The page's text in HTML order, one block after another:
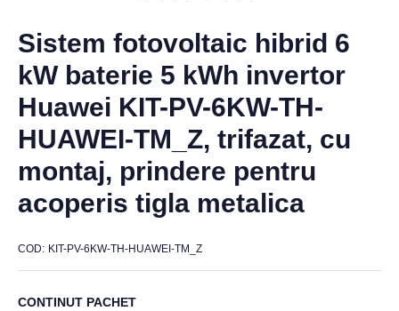
Sistem fotovoltaic hibrid 6
kW baterie 5 kWh invertor
Huawei KIT-PV-6KW-TH-
HUAWEI-TM_Z, trifazat, cu
montaj, prindere pentru
acoperis tigla metalica
COD KIT-PV-6KW-TH-HUAWEI-TM_Z
CONTINUT PACHET